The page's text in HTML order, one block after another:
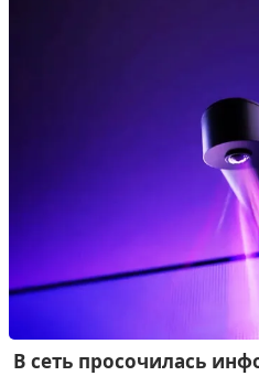
В сеть просочилась